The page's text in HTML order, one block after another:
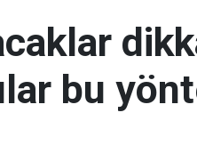
bu